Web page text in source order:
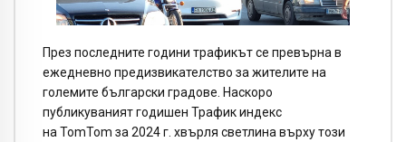
През последните години трафикът се превърна в
ежедневно предизвикателство за жителите на
големите български градове. Наскоро
публикуваният годишен Трафик индекс
на TomTom за 2024 г. хвърля светлина върху този